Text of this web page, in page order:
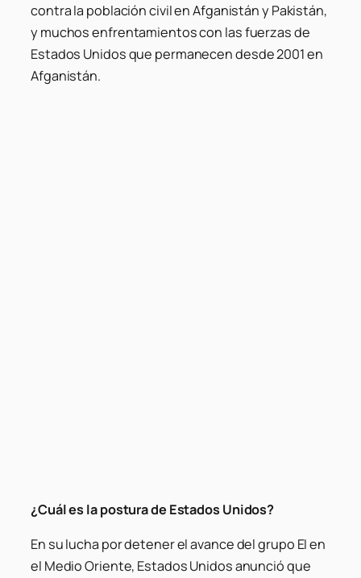
contra la población civil en Afganistán y Pakistán,
y muchos enfrentamientos con las fuerzas de
Estados Unidos que permanecen desde 2001 en
Afganistán.
¿Cuál es la postura de Estados Unidos?
En su lucha por detener el avance del grupo EI en
el Medio Oriente, Estados Unidos anunció que